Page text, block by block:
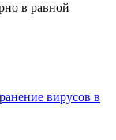
в равной
вирусов в